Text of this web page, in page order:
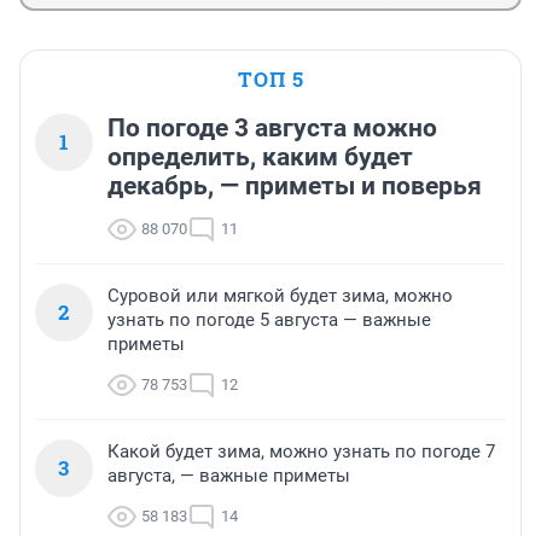
ТОП 5
1
По погоде 3 августа можно
определить, каким будет
декабрь, — приметы и поверья
88 070 11
2
Суровой или мягкой будет зима, можно
узнать по погоде 5 августа — важные
приметы
78 753 12
3
Какой будет зима, можно узнать по погоде 7
августа, — важные приметы
58 183 14